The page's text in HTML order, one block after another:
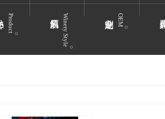
Product Winery Style OEM